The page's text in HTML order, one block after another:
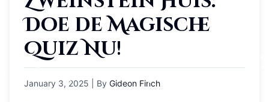
Doe de Magische
Quiz Nu!
January 3, 2025 | By Gideon Finch